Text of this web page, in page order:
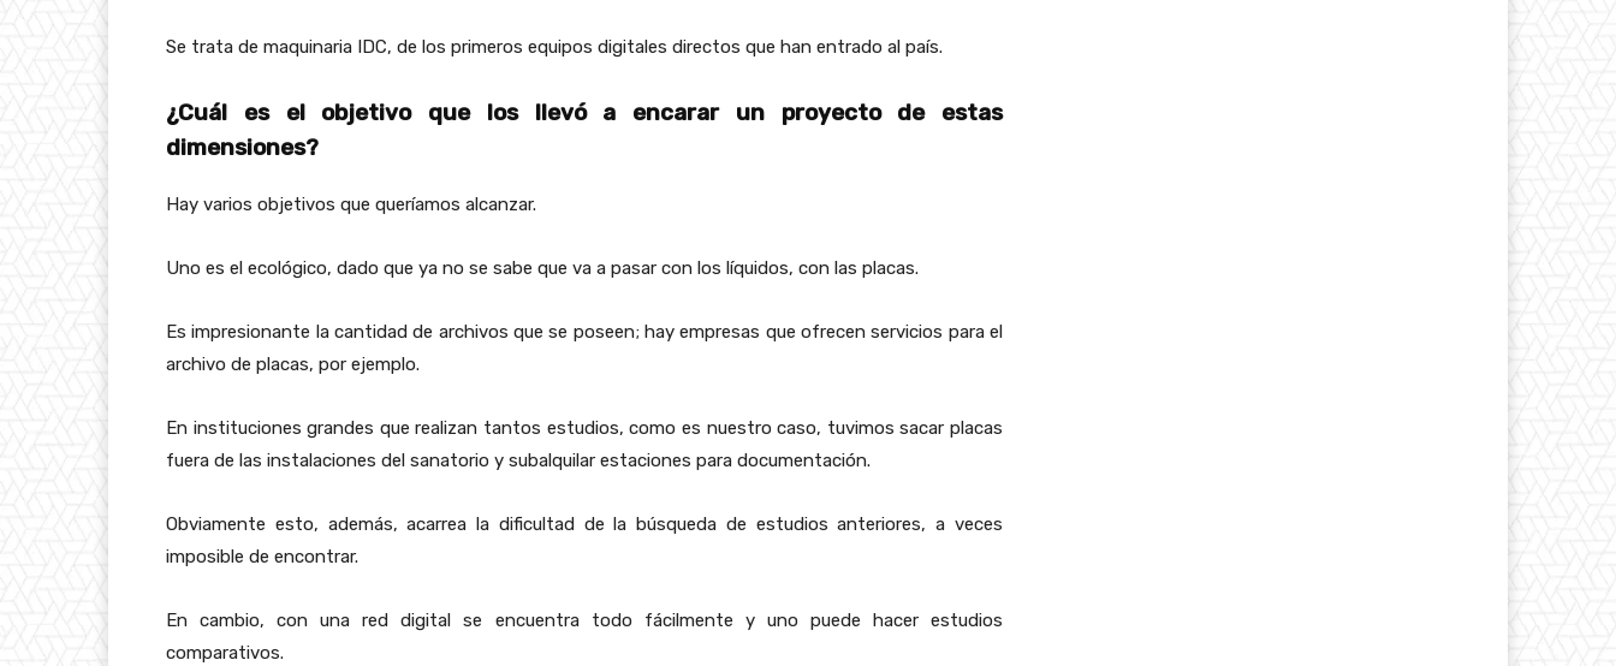
Se trata de maquinaria IDC, de los primeros equipos digitales directos que han entrado al país.
¿Cuál es el objetivo que los llevó a encarar un proyecto de estas
dimensiones?
Hay varios objetivos que queríamos alcanzar.
Uno es el ecológico, dado que ya no se sabe que va a pasar con los líquidos, con las placas.
Es impresionante la cantidad de archivos que se poseen; hay empresas que ofrecen servicios para el
archivo de placas, por ejemplo.
En instituciones grandes que realizan tantos estudios, como es nuestro caso, tuvimos sacar placas
fuera de las instalaciones del sanatorio y subalquilar estaciones para documentación.
Obviamente esto, además, acarrea la dificultad de la búsqueda de estudios anteriores, a veces
imposible de encontrar.
En cambio, con una red digital se encuentra todo fácilmente y uno puede hacer estudios
comparativos.